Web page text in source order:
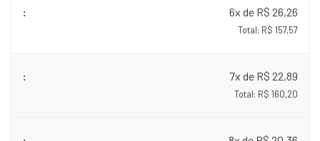
6x de R$ 26,26
Total: R$ 157,57
7x de R$ 22,89
Total: R$ 160,20